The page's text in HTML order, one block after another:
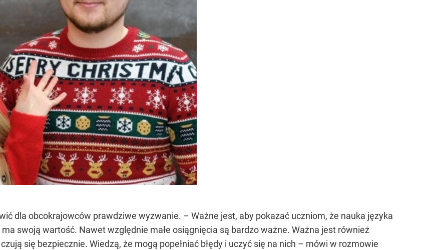
dla obcokrajowców prawdziwe wyzwanie. – Ważne jest, aby pokazać uczniom, że nauka języka
swoją wartość. Nawet względnie małe osiągnięcia są bardzo ważne. Ważna jest również
się bezpiecznie. Wiedzą, że mogą popełniać błędy i uczyć się na nich – mówi w rozmowie